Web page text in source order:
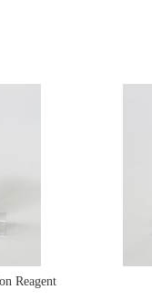
Reagent